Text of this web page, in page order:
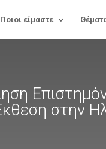
Ποιοι είμαστε
στην